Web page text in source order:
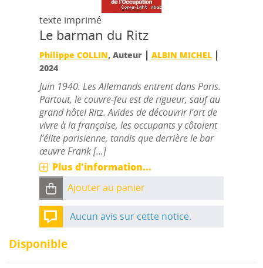
texte imprimé
Le barman du Ritz
Philippe COLLIN, Auteur |ALBIN MICHEL |
2024
Juin 1940. Les Allemands entrent dans Paris.
Partout, le couvre-feu est de rigueur, sauf au
grand hôtel Ritz. Avides de découvrir l’art de
vivre à la française, les occupants y côtoient
l’élite parisienne, tandis que derrière le bar
œuvre Frank [...]
Plus d'information...
Ajouter au panier
Aucun avis sur cette notice.
Disponible